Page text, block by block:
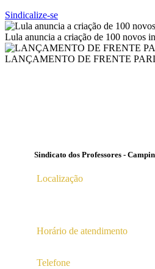
Sindicalize-se
Lula anuncia a criação de 100 novos
LANÇAMENTO DE FRENTE
Sindicato dos Professores -
Localização
Horário de atendimento
Telefone